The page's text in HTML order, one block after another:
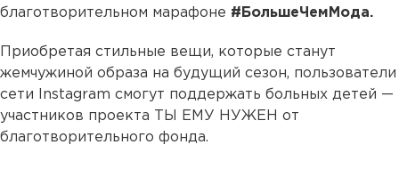
благотворительном марафоне #БольшеЧемМода.
Приобретая стильные вещи, которые станут
жемчужиной образа на будущий сезон, пользователи
сети Instagram смогут поддержать больных детей —
участников проекта ТЫ ЕМУ НУЖЕН от
благотворительного фонда.